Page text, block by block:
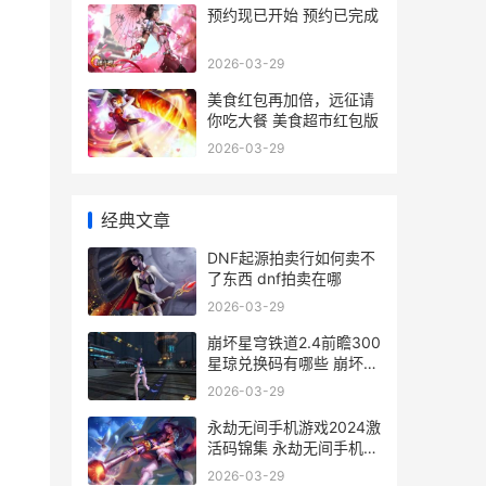
预约现已开始 预约已完成
2026-03-29
美食红包再加倍，远征请
你吃大餐 美食超市红包版
2026-03-29
经典文章
DNF起源拍卖行如何卖不
了东西 dnf拍卖在哪
2026-03-29
崩坏星穹铁道2.4前瞻300
星琼兑换码有哪些 崩坏星
穹铁道2.0时间
2026-03-29
永劫无间手机游戏2024激
活码锦集 永劫无间手机游
戏中心的账号如何迁移
2026-03-29